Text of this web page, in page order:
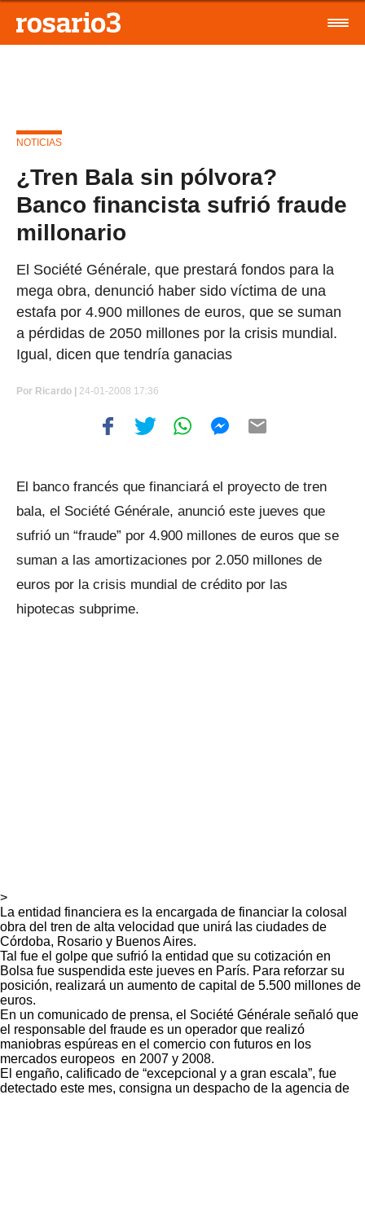
NOTICIAS
¿Tren Bala sin pólvora?
Banco financista sufrió fraude
millonario
El Société Générale, que prestará fondos para la
mega obra, denunció haber sido víctima de una
estafa por 4.900 millones de euros, que se suman
a pérdidas de 2050 millones por la crisis mundial.
Igual, dicen que tendría ganacias
Por Ricardo | 24-01-2008 17:36
El banco francés que financiará el proyecto de tren
bala, el Société Générale, anunció este jueves que
sufrió un “fraude” por 4.900 millones de euros que se
suman a las amortizaciones por 2.050 millones de
euros por la crisis mundial de crédito por las
hipotecas subprime.
>
La entidad financiera es la encargada de financiar la colosal
obra del tren de alta velocidad que unirá las ciudades de
Córdoba, Rosario y Buenos Aires.
Tal fue el golpe que sufrió la entidad que su cotización en
Bolsa fue suspendida este jueves en París. Para reforzar su
posición, realizará un aumento de capital de 5.500 millones de
euros.
En un comunicado de prensa, el Société Générale señaló que
el responsable del fraude es un operador que realizó
maniobras espúreas en el comercio con futuros en los
mercados europeos en 2007 y 2008.
El engaño, calificado de “excepcional y a gran escala”, fue
detectado este mes, consigna un despacho de la agencia de